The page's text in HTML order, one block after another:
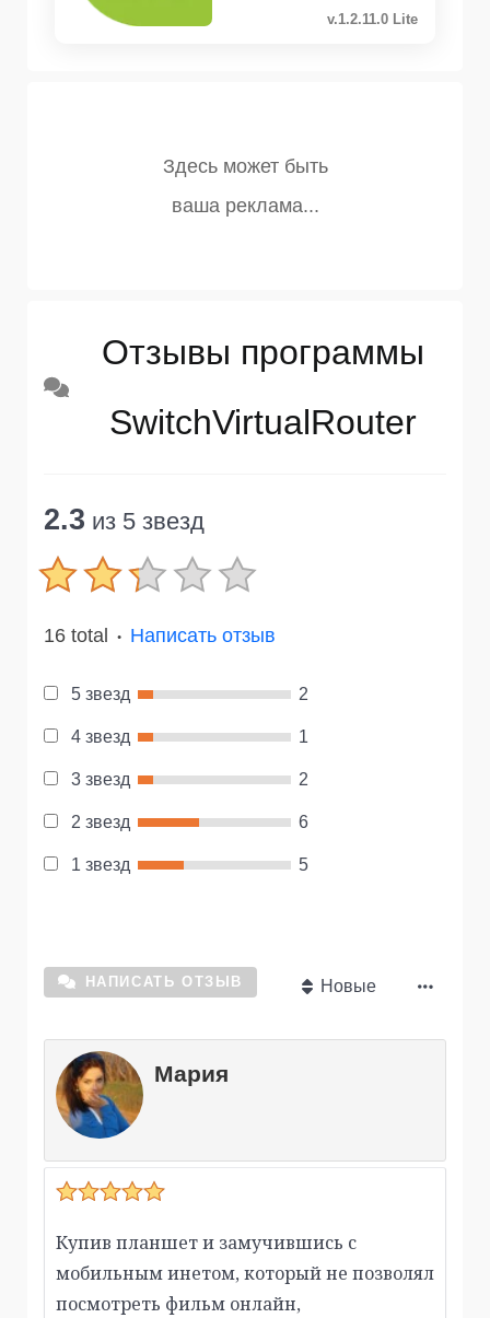
v.1.2.11.0 Lite
Отзывы программы
SwitchVirtualRouter
2.3 из 5 звезд
16 total ● Написать отзыв
5 звезд 2
4 звезд 1
3 звезд 2
2 звезд 6
1 звезд 5
НАПИСАТЬ ОТЗЫВ Новые
Мария
Купив планшет и замучившись с
мобильным инетом, который не позволял
посмотреть фильм онлайн,